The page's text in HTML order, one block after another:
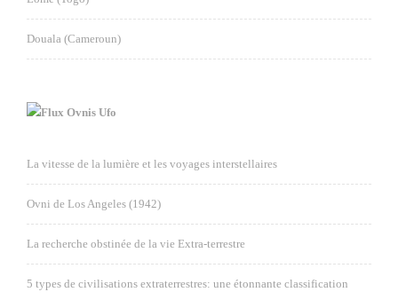
Douala (Cameroun)
Ovnis Ufo
La vitesse de la lumière et les voyages interstellaires
Ovni de Los Angeles (1942)
La recherche obstinée de la vie Extra-terrestre
5 types de civilisations extraterrestres: une étonnante classification